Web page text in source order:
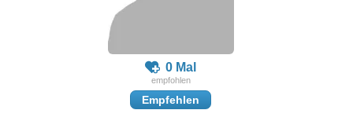
0 Mal
Empfehlen